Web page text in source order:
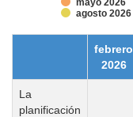
mayo 2026
agosto 2026
febrero
2026
La
planificación